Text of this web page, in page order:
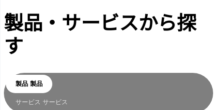
製品・サービスから探
す
製品 製品
サービス サービス